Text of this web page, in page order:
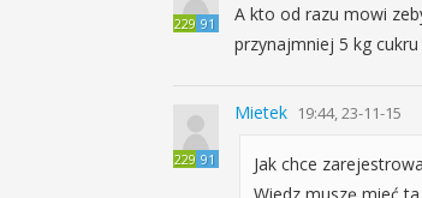
229 91
A kto od razu mowi
przynajmniej 5 kg
229 91
Mietek 19:44, 23-11-15
Jak chce
Wiedz muszę mieć